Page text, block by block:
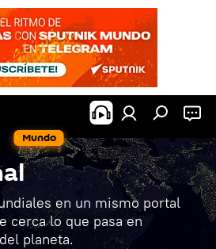
Mundo
en un mismo portal
cerca lo que pasa en
planeta.